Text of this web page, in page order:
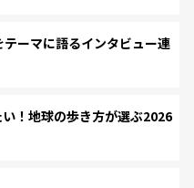
ーマに語るインタビュー連
！地球の歩き方が選ぶ2026